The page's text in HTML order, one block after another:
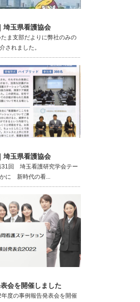
埼玉県看護協会
ま支部だよりに弊社のみの
されました。
埼玉県看護協会
31回 埼玉看護研究学会テー
に 新時代の看...
会を開催しました
度の事例報告発表会を開催